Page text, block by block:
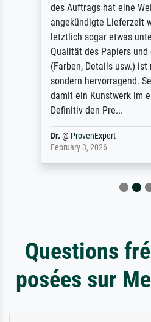
des Auftrags hat eine
angekündigte Lieferzeit
letztlich sogar etwas
Qualität des Papiers und
(Farben, Details usw.)
sondern hervorragend.
damit ein Kunstwerk im
Definitiv den Pre...
Dr. @ ProvenExpert
February 3, 2026
Questions
posées sur